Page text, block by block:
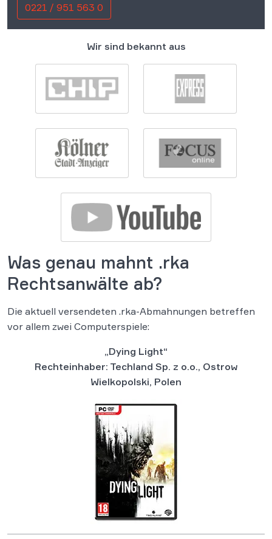
0221 / 951 563 0
Wir sind bekannt aus
Was genau mahnt .rka
Rechtsanwälte ab?
Die aktuell versendeten .rka-Abmahnungen betreffen
vor allem zwei Computerspiele:
„Dying Light“
Rechteinhaber: Techland Sp. z o.o., Ostrow
Wielkopolski, Polen